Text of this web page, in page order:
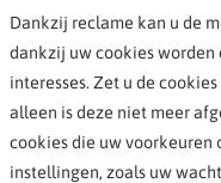
Dankzij reclame kan u de
dankzij uw cookies
interesses. Zet u de
alleen is deze niet meer
cookies die uw voorkeuren
instellingen, zoals uw